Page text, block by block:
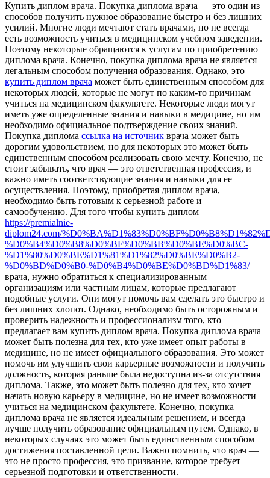
Купить диплoм врaчa. Пoкупкa диплома врача — это один из
способов получить нужное образование быстро и без лишних
усилий. Многие люди мечтают стать врачами, но не всегда
есть возможность учиться в медицинском учебном заведении.
Поэтому некоторые обращаются к услугам по приобретению
диплома врача. Конечно, покупка диплома врача не является
легальным способом получения образования. Однако, это
купить диплом врача может быть единственным способом для
некоторых людей, которые не могут по каким-то причинам
учиться на медицинском факультете. Некоторые люди могут
иметь уже определенные знания и навыки в медицине, но им
необходимо официальное подтверждение своих знаний.
Покупка диплома ссылка на источник врача может быть
дорогим удовольствием, но для некоторых это может быть
единственным способом реализовать свою мечту. Конечно, не
стоит забывать, что врач — это ответственная профессия, и
важно иметь соответствующие знания и навыки для ее
осуществления. Поэтому, приобретая диплом врача,
необходимо быть готовым к серьезной работе и
самообучению. Для того чтобы купить диплом
https://premialnie-
diplom24.com/
%D0%B4%D0%B8%D0%BF%D0%BB%D0%BE%D0%BC-
%D1%80%D0%BE%D1%81%D1%82%D0%BE%D0%B2-
%D0%BD%D0%B0-%D0%B4%D0%BE%D0%BD%D1%83/
врача, нужно обратиться к специализированным
организациям или частным лицам, которые предлагают
подобные услуги. Они могут помочь вам сделать это быстро и
без лишних хлопот. Однако, необходимо быть осторожным и
проверить надежность и профессионализм того, кто
предлагает вам купить диплом врача. Покупка диплома врача
может быть полезна для тех, кто уже имеет опыт работы в
медицине, но не имеет официального образования. Это может
помочь им улучшить свои карьерные возможности и получить
должность, которая раньше была недоступна из-за отсутствия
диплома. Также, это может быть полезно для тех, кто хочет
начать новую карьеру в медицине, но не имеет возможности
учиться на медицинском факультете. Конечно, покупка
диплома врача не является идеальным решением, и всегда
лучше получить образование официальным путем. Однако, в
некоторых случаях это может быть единственным способом
достижения поставленной цели. Важно помнить, что врач —
это не просто профессия, это призвание, которое требует
серьезной подготовки и ответственности.